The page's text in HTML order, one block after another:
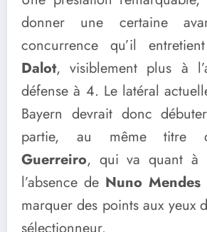
donner une certaine
concurrence qu’il
Dalot, visiblement plus à
défense à 4. Le latéral
Bayern devrait donc
partie, au même titre
Guerreiro, qui va quant à
l’absence de Nuno Mendes
marquer des points aux yeux